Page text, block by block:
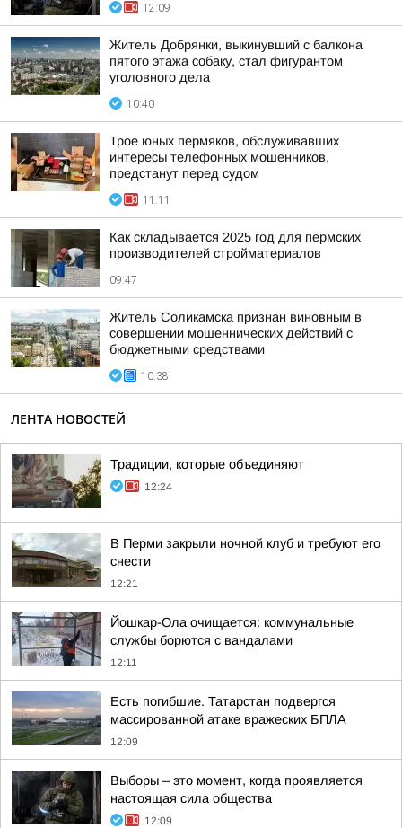
12:09
Житель Добрянки, выкинувший с балкона
пятого этажа собаку, стал фигурантом
уголовного дела
10:40
Трое юных пермяков, обслуживавших
интересы телефонных мошенников,
предстанут перед судом
11:11
Как складывается 2025 год для пермских
производителей стройматериалов
09:47
Житель Соликамска признан виновным в
совершении мошеннических действий с
бюджетными средствами
10:38
ЛЕНТА НОВОСТЕЙ
Традиции, которые объединяют
12:24
В Перми закрыли ночной клуб и требуют его
снести
12:21
Йошкар-Ола очищается: коммунальные
службы борются с вандалами
12:11
Есть погибшие. Татарстан подвергся
массированной атаке вражеских БПЛА
12:09
Выборы – это момент, когда проявляется
настоящая сила общества
12:09